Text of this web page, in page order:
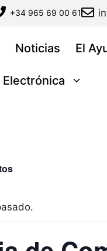
+34 965 69 00 61
Noticias El
Electrónica